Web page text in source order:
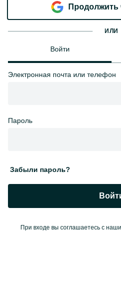
Продолжить
ИЛИ
Войти
Электронная почта или телефон
Пароль
Забыли пароль?
При входе вы соглашаетесь с